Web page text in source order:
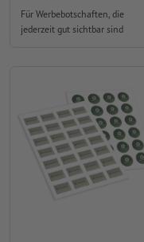
Für Werbebotschaften, die
jederzeit gut sichtbar sind